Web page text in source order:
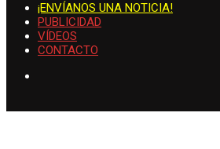
¡ENVÍANOS UNA NOTICIA!
PUBLICIDAD
VÍDEOS
CONTACTO